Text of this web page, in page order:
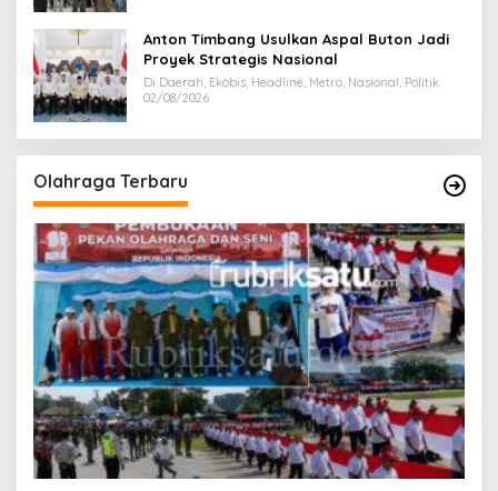
Anton Timbang Usulkan Aspal Buton Jadi
Proyek Strategis Nasional
Di Daerah, Ekobis, Headline, Metro, Nasional, Politik
02/08/2026
Olahraga Terbaru